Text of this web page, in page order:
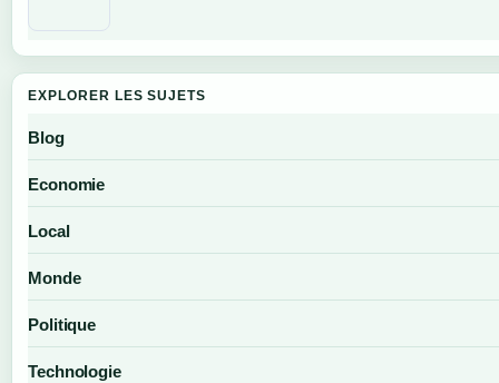
EXPLORER LES SUJETS
Blog
Economie
Local
Monde
Politique
Technologie